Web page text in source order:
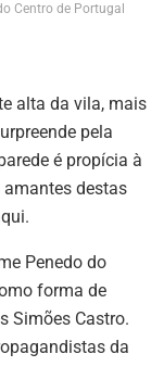
Centro de Portugal
alta da vila, mais
pela
é propícia à
amantes destas
Penedo do
forma de
Simões Castro.
da